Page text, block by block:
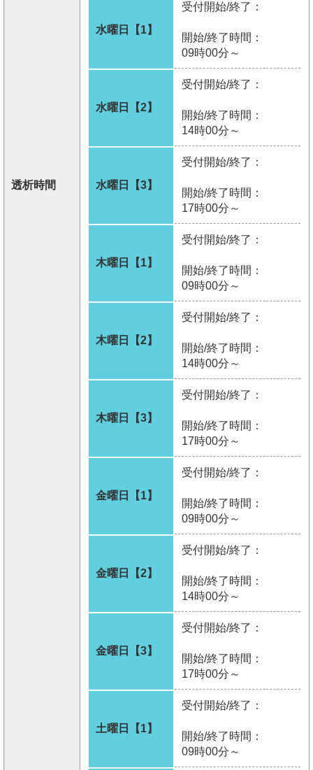
透析時間
水曜日【1】
受付開始/終了：
開始/終了時間：
09時00分～
水曜日【2】
受付開始/終了：
開始/終了時間：
14時00分～
水曜日【3】
受付開始/終了：
開始/終了時間：
17時00分～
木曜日【1】
受付開始/終了：
開始/終了時間：
09時00分～
木曜日【2】
受付開始/終了：
開始/終了時間：
14時00分～
木曜日【3】
受付開始/終了：
開始/終了時間：
17時00分～
金曜日【1】
受付開始/終了：
開始/終了時間：
09時00分～
金曜日【2】
受付開始/終了：
開始/終了時間：
14時00分～
金曜日【3】
受付開始/終了：
開始/終了時間：
17時00分～
土曜日【1】
受付開始/終了：
開始/終了時間：
09時00分～